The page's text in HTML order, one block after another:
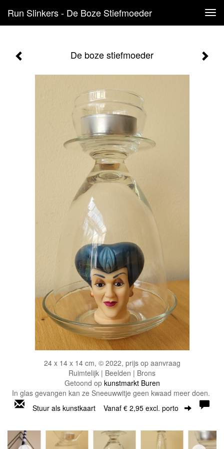
Run Slinkers - De Boze Stiefmoeder
De boze stiefmoeder
24 x 14 x 14 cm, © 2022, prijs op aanvraag
Ruimtelijk | Beelden | Brons
Getoond op kunstmarkt Buren
In glas gevangen kan ze Sneeuwwitje geen kwaad meer doen.
Stuur als kunstkaart Vanaf € 2,95 excl. porto